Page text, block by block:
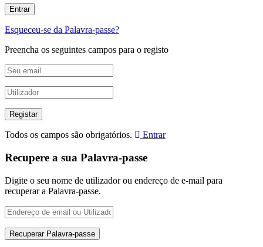
Esqueceu-se da Palavra-passe?
Preencha os seguintes campos para o registo
Todos os campos são obrigatórios. Entrar
Recupere a sua Palavra-passe
Digite o seu nome de utilizador ou endereço de e-mail para
recuperar a Palavra-passe.